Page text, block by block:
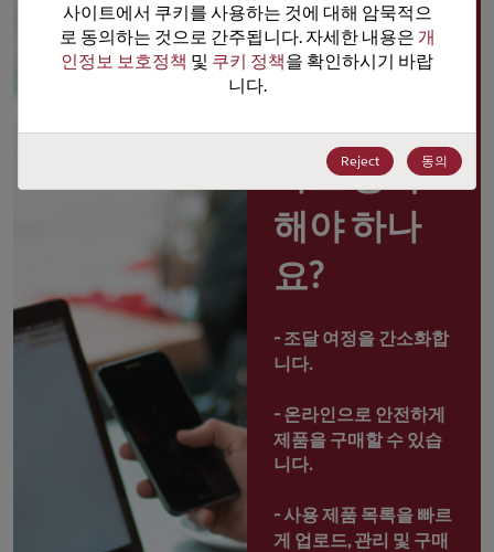
왜
Rochester
포털 사용
자로 등록
해야 하나
요?
- 조달 여정을 간소화합
니다.
- 온라인으로 안전하게
제품을 구매할 수 있습
니다.
- 사용 제품 목록을 빠르
게 업로드, 관리 및 구매
사이트에서 쿠키를 사용하는 것에 대해 암묵적으
로 동의하는 것으로 간주됩니다. 자세한 내용은 개
인정보 보호정책 및 쿠키 정책을 확인하시기 바랍
니다.
Reject 동의